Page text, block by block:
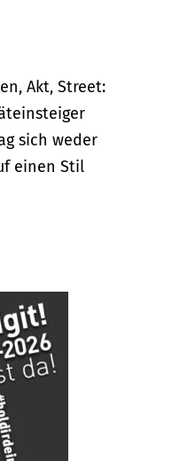
Akt, Street:
sich weder
einen Stil